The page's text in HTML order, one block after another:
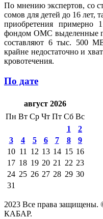
По мнению экспертов, со
сомов для детей до 16 лет,
приобретения
фондом ОМС выделенные
составляют 6 тыс. 500
крайне недостаточно и
кровотечения.
По дате
август 2026
Пн Вт Ср Чт Пт Сб Вс
1
2
3
4 5 6 7 8
9
10 11 12 13 14 15 16
17 18 19 20 21 22 23
24 25 26 27 28 29 30
31
2023 Все права
КАБАР.